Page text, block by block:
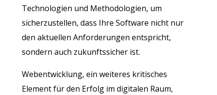
Technologien und Methodologien, um
sicherzustellen, dass Ihre Software nicht nur
den aktuellen Anforderungen entspricht,
sondern auch zukunftssicher ist.
Webentwicklung, ein weiteres kritisches
Element für den Erfolg im digitalen Raum,